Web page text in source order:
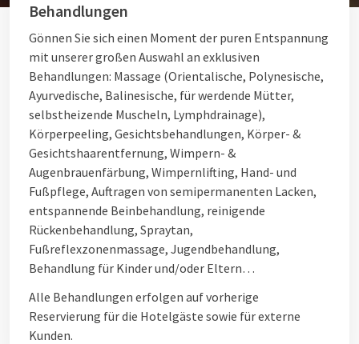
Behandlungen
Gönnen Sie sich einen Moment der puren Entspannung
mit unserer großen Auswahl an exklusiven
Behandlungen: Massage (Orientalische, Polynesische,
Ayurvedische, Balinesische, für werdende Mütter,
selbstheizende Muscheln, Lymphdrainage),
Körperpeeling, Gesichtsbehandlungen, Körper- &
Gesichtshaarentfernung, Wimpern- &
Augenbrauenfärbung, Wimpernlifting, Hand- und
Fußpflege, Auftragen von semipermanenten Lacken,
entspannende Beinbehandlung, reinigende
Rückenbehandlung, Spraytan,
Fußreflexzonenmassage, Jugendbehandlung,
Behandlung für Kinder und/oder Eltern…
Alle Behandlungen erfolgen auf vorherige
Reservierung für die Hotelgäste sowie für externe
Kunden.